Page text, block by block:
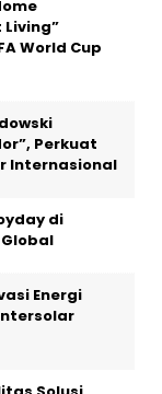
World Cup
Perkuat
Internasional
di
Energi